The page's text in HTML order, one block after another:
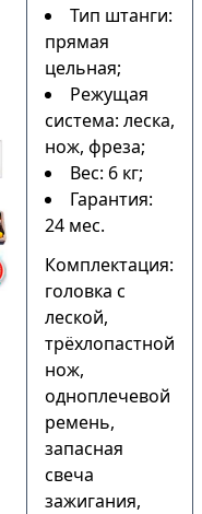
Тип штанги:
прямая
цельная;
Режущая
система: леска,
нож, фреза;
Вес: 6 кг;
Гарантия:
24 мес.
Комплектация:
головка с
леской,
трёхлопастной
нож,
одноплечевой
ремень,
запасная
свеча
зажигания,